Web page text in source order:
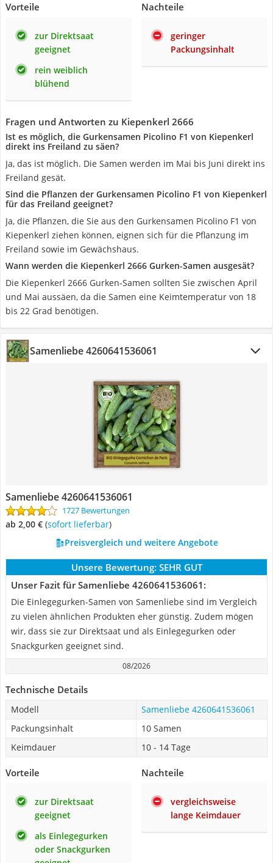
Vorteile
zur Direktsaat
geeignet
rein weiblich
blühend
Nachteile
geringer
Packungsinhalt
Fragen und Antworten zu Kiepenkerl 2666
Ist es möglich, die Gurkensamen Picolino F1 von Kiepenkerl
direkt ins Freiland zu säen?
Ja, das ist möglich. Die Samen werden im Mai bis Juni direkt ins
Freiland gesät.
Sind die Pflanzen der Gurkensamen Picolino F1 von Kiepenkerl
für das Freiland geeignet?
Ja, die Pflanzen, die Sie aus den Gurkensamen Picolino F1 von
Kiepenkerl ziehen können, eignen sich für die Pflanzung im
Freiland sowie im Gewächshaus.
Wann werden die Kiepenkerl 2666 Gurken-Samen ausgesät?
Die Kiepenkerl 2666 Gurken-Samen sollten Sie zwischen April
und Mai aussäen, da die Samen eine Keimtemperatur von 18
bis 22 Grad benötigen.
Samenliebe 4260641536061
Samenliebe 4260641536061
1727 Bewertungen
ab 2,00 € ( Sofort lieferbar)
Preisvergleich und weitere Angebote
Unsere Bewertung: SEHR GUT
Unser Fazit für Samenliebe 4260641536061:
Die Einlegegurken-Samen von Samenliebe sind im Vergleich
zu vielen ähnlichen Produkten eher günstig. Zudem mögen
wir, dass sie zur Direktsaat und als Einlegegurken oder
Snackgurken geeignet sind.
08/2026
Technische Details
Modell
Samenliebe 4260641536061
Packungsinhalt
10 Samen
Keimdauer
10 - 14 Tage
Vorteile
zur Direktsaat
geeignet
als Einlegegurken
oder Snackgurken
Nachteile
vergleichsweise
lange Keimdauer